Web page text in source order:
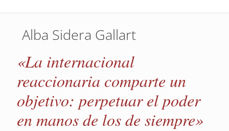
Alba Sidera Gallart
«La internacional
reaccionaria comparte un
objetivo: perpetuar el poder
en manos de los de siempre»